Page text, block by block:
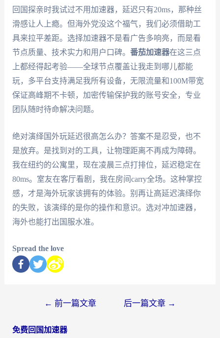
回国探亲时我试过不用加速器，延迟只有20ms，那种丝
滑感让人上瘾。但海外党没这个福气，我们必须借助工
具来拉平差距。选择加速器不是看广告多响亮，而是看
节点质量、技术实力和用户口碑。 番茄加速器在这三点
上都经得起考验——全球节点覆盖让我走到哪儿都能
玩，多平台支持满足我所有设备，无限流量和100M带宽
保证高峰期不卡顿，加密传输保护我的账号安全，专业
团队随时待命解决问题。
绝对演绎国外玩延迟很高怎么办？答案不是忍受，也不
是放弃。是找到对的工具，让物理距离不再成为障碍。
我在纽约的公寓里，现在凌晨三点打排位，延迟稳定在
80ms。室友在客厅看剧，我在房间carry全场。这种掌控
感，才是海外玩家该拥有的体验。别再让高延迟演绎你
的失败，该演绎的是你的操作和意识。选对冲加速器，
海外也能打出国服水准。
Spread the love
← 前一篇文章 后一篇文章 →
免费回国加速器